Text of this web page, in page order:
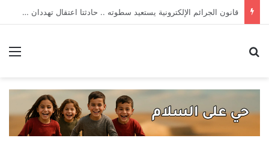
حارة بيت جدي.. فعالية تستعيد ذاكرة صافيتا من القلعة إلى الـ”بو آمون”